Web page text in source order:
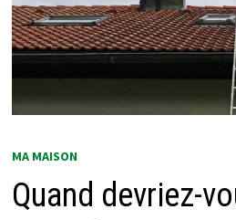
MA MAISON
Quand devriez-